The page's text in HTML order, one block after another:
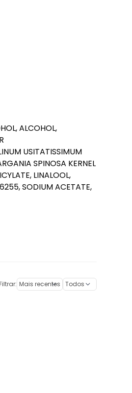
ALCOHOL,
USITATISSIMUM
SPINOSA KERNEL
LINALOOL,
SODIUM ACETATE,